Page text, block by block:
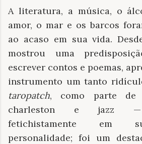
A literatura, a música, o
amor, o mar e os barcos
ao acaso em sua vida.
mostrou uma
escrever contos e poemas,
instrumento um tanto
taropatch, como parte de
charleston e jazz —
fetichistamente em
personalidade; foi um